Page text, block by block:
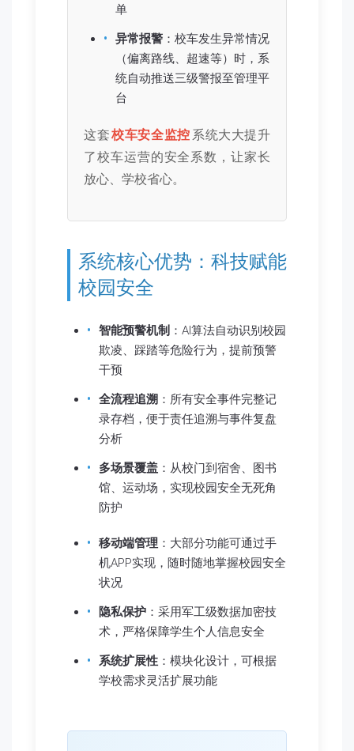
单
异常报警：校车发生异常情况
（偏离路线、超速等）时，系
统自动推送三级警报至管理平
台
这套校车安全监控 系统大大提升
了校车运营的安全系数，让家长
放心、学校省心。
系统核心优势：科技赋能
校园安全
智能预警机制 ：AI算法自动识别校园
欺凌、踩踏等危险行为，提前预警
干预
全流程追溯 ：所有安全事件完整记
录存档，便于责任追溯与事件复盘
分析
多场景覆盖：从校门到宿舍、图书
馆、运动场，实现校园安全无死角
防护
移动端管理：大部分功能可通过手
机APP实现，随时随地掌握校园安全
状况
隐私保护：采用军工级数据加密技
术，严格保障学生个人信息安全
系统扩展性：模块化设计，可根据
学校需求灵活扩展功能